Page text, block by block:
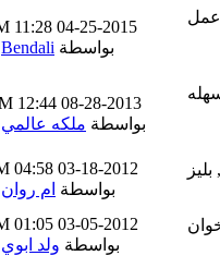
04-25-2015
11:28 PM
بواسطة Bendali
08-28-2013
12:44 AM
بواسطة ملكه عالمي
03-18-2012
04:58 PM
بواسطة ام روان
03-05-2012
01:05 PM
بواسطة ولد ابوي